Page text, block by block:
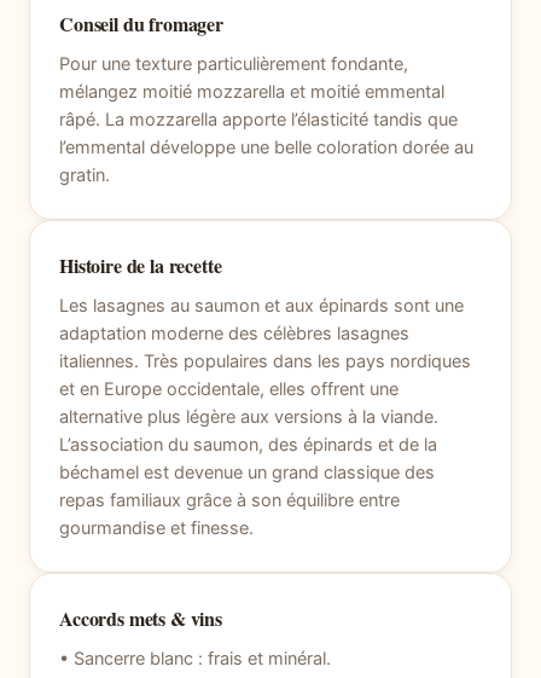
Conseil du fromager
Pour une texture particulièrement fondante,
mélangez moitié mozzarella et moitié emmental
râpé. La mozzarella apporte l’élasticité tandis que
l’emmental développe une belle coloration dorée au
gratin.
Histoire de la recette
Les lasagnes au saumon et aux épinards sont une
adaptation moderne des célèbres lasagnes
italiennes. Très populaires dans les pays nordiques
et en Europe occidentale, elles offrent une
alternative plus légère aux versions à la viande.
L’association du saumon, des épinards et de la
béchamel est devenue un grand classique des
repas familiaux grâce à son équilibre entre
gourmandise et finesse.
Accords mets & vins
• Sancerre blanc : frais et minéral.